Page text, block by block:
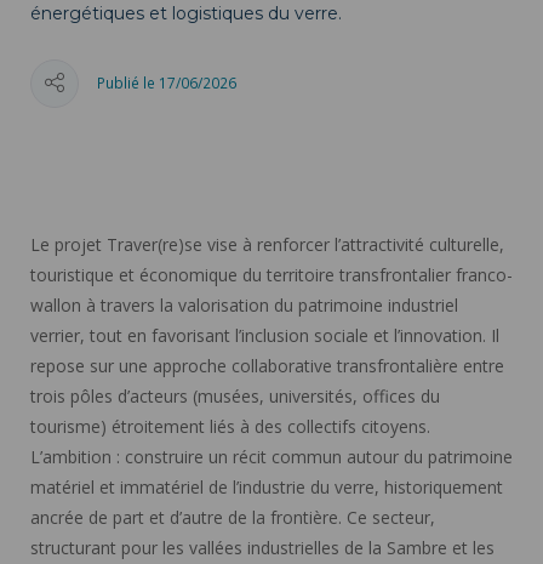
énergétiques et logistiques du verre.
Publié le 17/06/2026
Le projet Traver(re)se vise à renforcer l’attractivité culturelle,
touristique et économique du territoire transfrontalier franco-
wallon à travers la valorisation du patrimoine industriel
verrier, tout en favorisant l’inclusion sociale et l’innovation. Il
repose sur une approche collaborative transfrontalière entre
trois pôles d’acteurs (musées, universités, offices du
tourisme) étroitement liés à des collectifs citoyens.
L’ambition : construire un récit commun autour du patrimoine
matériel et immatériel de l’industrie du verre, historiquement
ancrée de part et d’autre de la frontière. Ce secteur,
structurant pour les vallées industrielles de la Sambre et les